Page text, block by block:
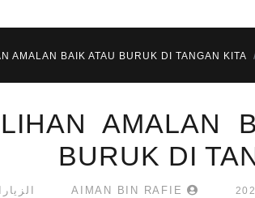
AMALAN BAIK ATAU BURUK DI TANGAN KITA
AMALAN
BURUK DI